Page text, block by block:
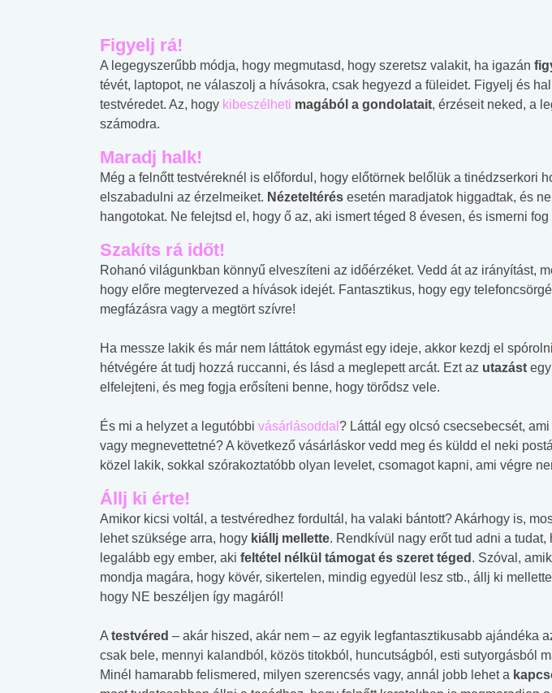
Figyelj rá!
A legegyszerűbb módja, hogy megmutasd, hogy szeretsz valakit, ha igazán
tévét, laptopot, ne válaszolj a hívásokra, csak hegyezd a füleidet. Figyelj és
testvéredet. Az, hogy kibeszélheti magából a gondolatait, érzéseit neked, a
számodra.
Maradj halk!
Még a felnőtt testvéreknél is előfordul, hogy előtörnek belőlük a tinédzserkori
elszabadulni az érzelmeiket. Nézeteltérés esetén maradjatok higgadtak, és
hangotokat. Ne felejtsd el, hogy ő az, aki ismert téged 8 évesen, és ismerni
Szakíts rá időt!
Rohanó világunkban könnyű elveszíteni az időérzéket. Vedd át az irányítást,
hogy előre megtervezed a hívások idejét. Fantasztikus, hogy egy
megfázásra vagy a megtört szívre!
Ha messze lakik és már nem láttátok egymást egy ideje, akkor kezdj el
hétvégére át tudj hozzá ruccanni, és lásd a meglepett arcát. Ezt az utazást
elfelejteni, és meg fogja erősíteni benne, hogy törődsz vele.
És mi a helyzet a legutóbbi vásárlásoddal ? Láttál egy olcsó csecsebecsét,
vagy megnevettetné? A következő vásárláskor vedd meg és küldd el neki
közel lakik, sokkal szórakoztatóbb olyan levelet, csomagot kapni, ami végre
Állj ki érte!
Amikor kicsi voltál, a testvéredhez fordultál, ha valaki bántott? Akárhogy is,
lehet szüksége arra, hogy kiállj mellette. Rendkívül nagy erőt tud adni a tudat,
legalább egy ember, aki feltétel nélkül támogat és szeret téged . Szóval,
mondja magára, hogy kövér, sikertelen, mindig egyedül lesz stb., állj ki
hogy NE beszéljen így magáról!
A testvéred – akár hiszed, akár nem – az egyik legfantasztikusabb ajándéka
csak bele, mennyi kalandból, közös titokból, huncutságból, esti sutyorgásból
Minél hamarabb felismered, milyen szerencsés vagy, annál jobb lehet a
#Zöldövezet
Mekkora az ökológiai
#Betegségek
Elsősegély
#Suli, munka
Angol középfokú